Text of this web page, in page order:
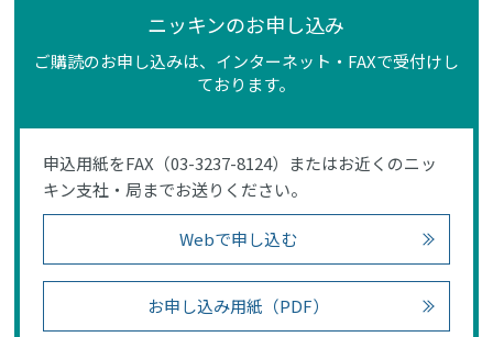
ニッキンのお申し込み
ご購読のお申し込みは、インターネット・FAXで受付けし
ております。
申込用紙をFAX（03-3237-8124）またはお近くのニッ
キン支社・局までお送りください。
Webで申し込む
お申し込み用紙（PDF）